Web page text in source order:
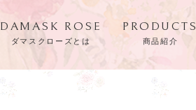
DAMASK ROSE
ダマスクローズとは
PRODUCTS
商品紹介